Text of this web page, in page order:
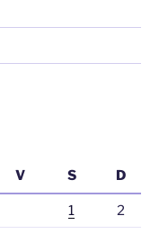
V S D
1 2